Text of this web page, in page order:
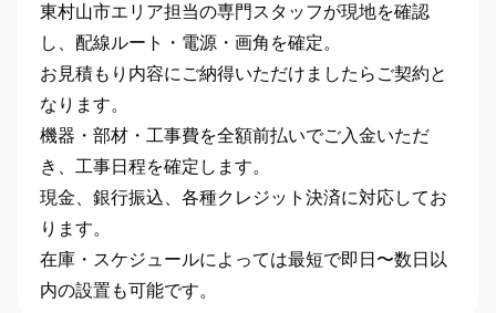
東村山市エリア担当の専門スタッフが現地を確認
し、配線ルート・電源・画角を確定。
お見積もり内容にご納得いただけましたらご契約と
なります。
機器・部材・工事費を全額前払いでご入金いただ
き、工事日程を確定します。
現金、銀行振込、各種クレジット決済に対応してお
ります。
在庫・スケジュールによっては最短で即日〜数日以
内の設置 も可能です。